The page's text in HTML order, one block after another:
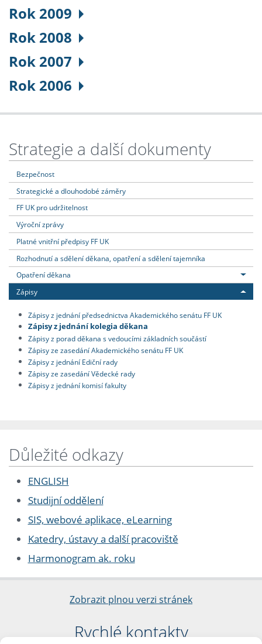
Rok 2009
Rok 2008
Rok 2007
Rok 2006
Strategie a další dokumenty
Bezpečnost
Strategické a dlouhodobé záměry
FF UK pro udržitelnost
Výroční zprávy
Platné vnitřní předpisy FF UK
Rozhodnutí a sdělení děkana, opatření a sdělení tajemníka
Opatření děkana
Zápisy
Zápisy z jednání předsednictva Akademického senátu FF UK
Zápisy z jednání kolegia děkana
Zápisy z porad děkana s vedoucími základních součástí
Zápisy ze zasedání Akademického senátu FF UK
Zápisy z jednání Ediční rady
Zápisy ze zasedání Vědecké rady
Zápisy z jednání komisí fakulty
Důležité odkazy
ENGLISH
Studijní oddělení
SIS, webové aplikace, eLearning
Katedry, ústavy a další pracoviště
Harmonogram ak. roku
Zobrazit plnou verzi stránek
Rychlé kontakty